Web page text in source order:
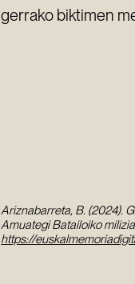
gerrako biktimen
Ariznabarreta, B. (2024).
Amuategi Batailoiko
https://